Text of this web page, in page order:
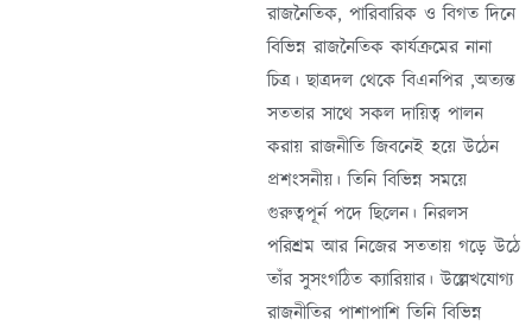
রাজনৈতিক, পারিবারিক ও বিগত দিনে
বিভিন্ন রাজনৈতিক কার্যক্রমের নানা
চিত্র। ছাত্রদল থেকে বিএনপির ,অত্যন্ত
সততার সাথে সকল দায়িত্ব পালন
করায় রাজনীতি জিবনেই হয়ে উঠেন
প্রশংসনীয়। তিনি বিভিন্ন সময়ে
গুরুত্বপূর্ন পদে ছিলেন। নিরলস
পরিশ্রম আর নিজের সততায় গড়ে উঠে
তাঁর সুসংগঠিত ক্যারিয়ার। উল্লেখযোগ্য
রাজনীতির পাশাপাশি তিনি বিভিন্ন